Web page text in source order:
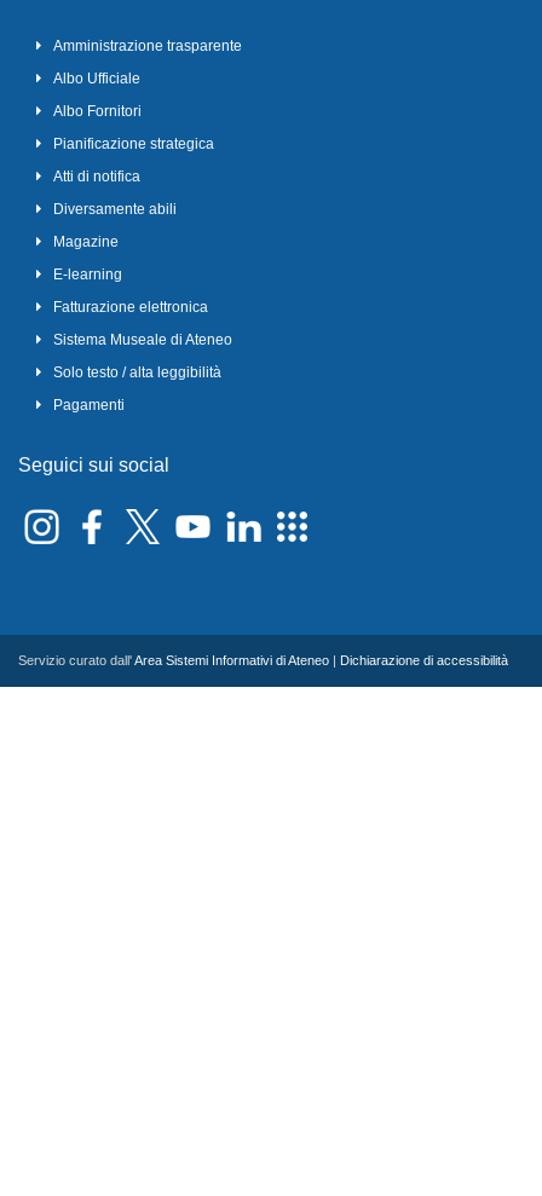
Amministrazione trasparente
Albo Ufficiale
Albo Fornitori
Pianificazione strategica
Atti di notifica
Diversamente abili
Magazine
E-learning
Fatturazione elettronica
Sistema Museale di Ateneo
Solo testo / alta leggibilità
Pagamenti
Seguici sui social
Servizio curato dall'Area Sistemi Informativi di Ateneo Dichiarazione di accessibilità